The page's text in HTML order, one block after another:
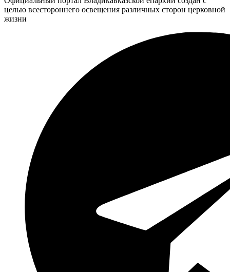
целью всестороннего освещения различных сторон церковной
жизни